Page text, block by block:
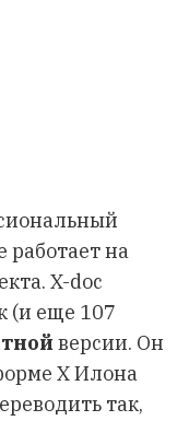
работает на
X-doc
(и еще 107
версии. Он
X Илона
так,